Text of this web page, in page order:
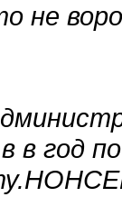
не
в год